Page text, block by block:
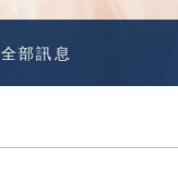
全部訊息